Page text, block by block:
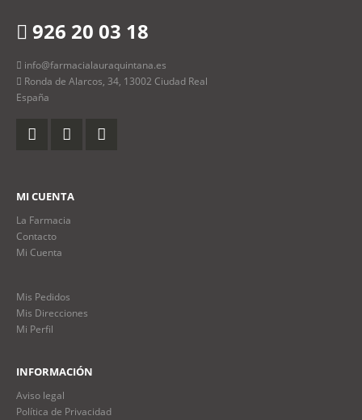
926 20 03 18
info@farmacialauraquintana.es
Ronda de Alarcos, 34, 13002 Ciudad Real
España
MI CUENTA
La Farmacia
Contacto
Mi Cuenta
Mis Pedidos
Mis Direcciones
Mi Perfil
INFORMACIÓN
Aviso legal
Política de Privacidad